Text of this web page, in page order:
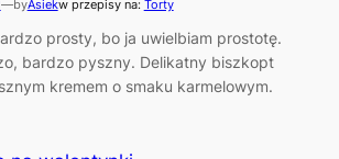
—byAsiekw przepisy na: Torty
prosty, bo ja uwielbiam prostotę.
bardzo pyszny. Delikatny biszkopt
kremem o smaku karmelowym.